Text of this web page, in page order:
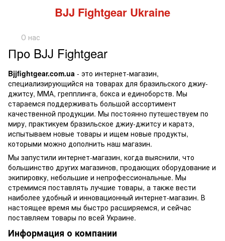
BJJ Fightgear Ukraine
О нас
Про BJJ Fightgear
Bjjfightgear.com.ua - это интернет-магазин,
специализирующийся на товарах для бразильского джиу-
джитсу, ММА, грепплинга, бокса и единоборств. Мы
стараемся поддерживать большой ассортимент
качественной продукции. Мы постоянно путешествуем по
миру, практикуем бразильское джиу-джитсу и каратэ,
испытываем новые товары и ищем новые продукты,
которыми можно дополнить наш магазин.
Мы запустили интернет-магазин, когда выяснили, что
большинство других магазинов, продающих оборудование и
экипировку, небольшие и непрофессиональные. Мы
стремимся поставлять лучшие товары, а также вести
наиболее удобный и инновационный интернет-магазин. В
настоящее время мы быстро расширяемся, и сейчас
поставляем товары по всей Украине.
Информация о компании